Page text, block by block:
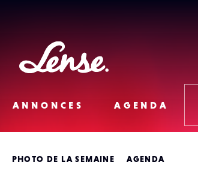
Lense
ANNONCES AGENDA
PHOTO DE LA SEMAINE AGENDA